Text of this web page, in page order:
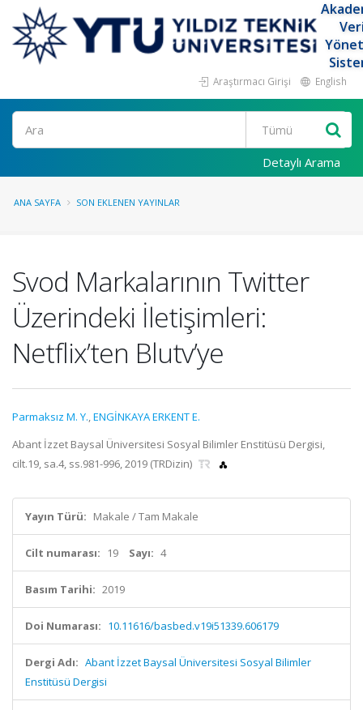
Araştırmacı Girişi English
Ara
Detaylı Arama
ANA SAYFA SON EKLENEN YAYINLAR
Svod Markalarının Twitter
Üzerindeki İletişimleri:
Netflix’ten Blutv’ye
Parmaksız M. Y.,ENGİNKAYA ERKENT E.
Abant İzzet Baysal Üniversitesi Sosyal Bilimler Enstitüsü Dergisi,
cilt.19, sa.4, ss.981-996, 2019 (TRDizin)
Yayın Türü: Makale / Tam Makale
Cilt numarası: 19 Sayı: 4
Basım Tarihi: 2019
Doi Numarası: 10.11616/basbed.v19i51339.606179
Dergi Adı: Abant İzzet Baysal Üniversitesi Sosyal Bilimler
Enstitüsü Dergisi